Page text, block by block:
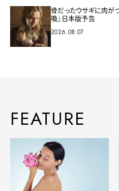
骨だったウサギに肉が
喚』日本版予告
2026.08.07
FEATURE